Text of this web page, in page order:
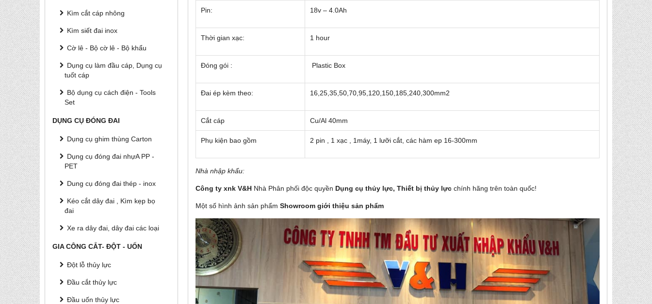
Kìm cắt cáp nhông
Kìm siết đai inox
Cờ lê - Bộ cờ lê - Bộ khẩu
Dụng cụ làm đầu cáp, Dụng cụ
tuốt cáp
Bộ dụng cụ cách điện - Tools
Set
DỤNG CỤ ĐÓNG ĐAI
Dụng cụ ghim thùng Carton
Dụng cụ đóng đai nhựA PP -
PET
Dung cụ đóng đai thép - inox
Kéo cắt dây đai , Kìm kẹp bọ
đai
Xe ra dây đai, dây đai các loại
GIA CÔNG CẮT- ĐỘT - UỐN
Đột lỗ thủy lực
Đầu cắt thủy lực
Đầu uốn thủy lực
Pin: 18v – 4.0Ah
Thời gian xạc: 1 hour
Đóng gói : Plastic Box
Đai ép kèm theo: 16,25,35,50,70,95,120,150,185,240,300mm2
Cắt cáp Cu/Al 40mm
Phụ kiện bao gồm 2 pin , 1 xạc , 1máy, 1 lưỡi cắt, các hàm ep 16-300mm
Nhà nhập khẩu:
Công ty xnk V&H Nhà Phân phối độc quyền Dụng cụ thủy lực, Thiết bị thủy lực chính hãng trên toàn quốc!
Một số hình ảnh sản phẩm Showroom giới thiệu sản phẩm